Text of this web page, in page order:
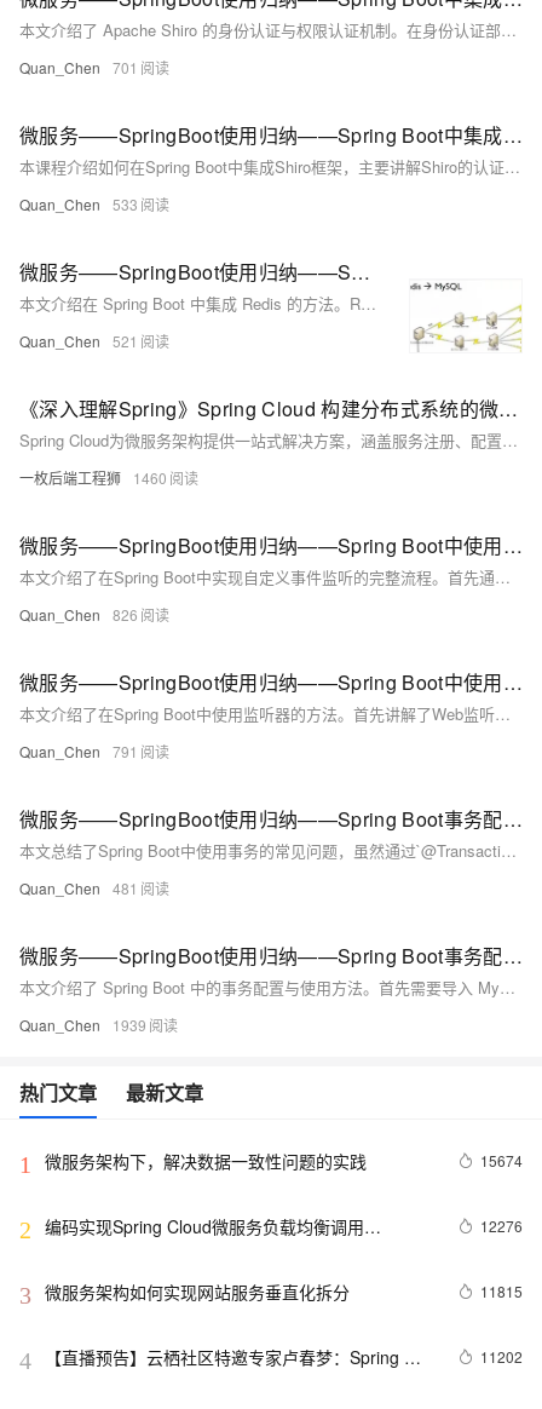
本文介绍了 Apache Shiro 的身份认证与权限认证机制。在身份认证部分，分析了 Shiro 的认证流程，包括应用程序调用 `Subject.login(token)` 方法、SecurityManager 接管认证以及通过 Realm 进行具体的安全验证。权限认证部分阐述了权限（permission）、角色（role）和用户（user）三者的关系，其中用户可拥有多个角色，角色则对应不同的权限组合，例如普通用户仅能查看或添加信息，而管理员可执行所有操作。
Quan_Chen 701
微服务——SpringBoot使用归纳——Spring Boot中集成 Shiro——Shiro 三大核心组件
本课程介绍如何在Spring Boot中集成Shiro框架，主要讲解Shiro的认证与授权功能。Shiro是一个简单易用的Java安全框架，用于认证、授权、加密和会话管理等。其核心组件包括Subject（认证主体）、SecurityManager（安全管理员）和Realm（域）。Subject负责身份认证，包含Principals（身份）和Credentials（凭证）；SecurityManager是架构核心，协调内部组件运作；Realm则是连接Shiro与应用数据的桥梁，用于访问用户账户及权限信息。通过学习，您将掌握Shiro的基本原理及其在项目中的应用。
Quan_Chen 533
微服务——SpringBoot使用归纳——Spring Boot 中集成Redis——Redis 介绍
本文介绍在 Spring Boot 中集成 Redis 的方法。Redis 是一种支持多种数据结构的非关系型数据库（NoSQL），具备高并发、高性能和灵活扩展的特点，适用于缓存、实时数据分析等场景。其数据以键值对形式存储，支持字符串、哈希、列表、集合等类型。通过将 Redis 与 Mysql 集群结合使用，可实现数据同步，提升系统稳定性。例如，在网站架构中优先从 Redis 获取数据，故障时回退至 Mysql，确保服务不中断。
Quan_Chen 521
《深入理解Spring》Spring Cloud 构建分布式系统的微服务全家桶
Spring Cloud为微服务架构提供一站式解决方案，涵盖服务注册、配置管理、负载均衡、熔断限流等核心功能，助力开发者构建高可用、易扩展的分布式系统，并持续向云原生演进。
一枚后端工程狮 1460
微服务——SpringBoot使用归纳——Spring Boot中使用监听器——Spring Boot中自定义事件监听
本文介绍了在Spring Boot中实现自定义事件监听的完整流程。首先通过继承`ApplicationEvent`创建自定义事件，例如包含用户数据的`MyEvent`。接着，实现`ApplicationListener`接口构建监听器，用于捕获并处理事件。最后，在服务层通过`ApplicationContext`发布事件，触发监听器执行相应逻辑。文章结合微服务场景，展示了如何在微服务A处理完逻辑后通知微服务B，具有很强的实战意义。
Quan_Chen 826
微服务——SpringBoot使用归纳——Spring Boot中使用监听器——监听器介绍和使用
本文介绍了在Spring Boot中使用监听器的方法。首先讲解了Web监听器的概念，即通过监听特定事件（如ServletContext、HttpSession和ServletRequest的创建与销毁）实现监控和处理逻辑。接着详细说明了三种实际应用场景：1) 监听Servlet上下文对象以初始化缓存数据；2) 监听HTTP会话Session对象统计在线用户数；3) 监听客户端请求的Servlet Request对象获取访问信息。每种场景均配有代码示例，帮助开发者理解并应用监听器功能。
Quan_Chen 791
微服务——SpringBoot使用归纳——Spring Boot事务配置管理——常见问题总结
本文总结了Spring Boot中使用事务的常见问题，虽然通过`@Transactional`注解可以轻松实现事务管理，但在实际项目中仍有许多潜在坑点。文章详细分析了三个典型问题：1) 异常未被捕获导致事务未回滚，需明确指定`rollbackFor`属性；2) 异常被try-catch“吃掉”，应避免在事务方法中直接处理异常；3) 事务范围与锁范围不一致引发并发问题，建议调整锁策略以覆盖事务范围。这些问题看似简单，但一旦发生，排查难度较大，因此开发时需格外留意。最后，文章提供了课程源代码下载地址，供读者实践参考。
Quan_Chen 481
微服务——SpringBoot使用归纳——Spring Boot事务配置管理——Spring Boot 事务配置
本文介绍了 Spring Boot 中的事务配置与使用方法。首先需要导入 MySQL 依赖，Spring Boot 会自动注入 `DataSourceTransactionManager`，无需额外配置即可通过 `@Transactional` 注解实现事务管理。接着通过创建一个用户插入功能的示例，展示了如何在 Service 层手动抛出异常以测试事务回滚机制。测试结果表明，数据库中未新增记录，证明事务已成功回滚。此过程简单高效，适合日常开发需求。
Quan_Chen 1939
热门文章 最新文章
1 微服务架构下，解决数据一致性问题的实践 15674
2 编码实现Spring Cloud微服务负载均衡调用
12276
3 微服务架构如何实现网站服务垂直化拆分 11815
4
【直播预告】云栖社区特邀专家卢春梦：Spring
11202